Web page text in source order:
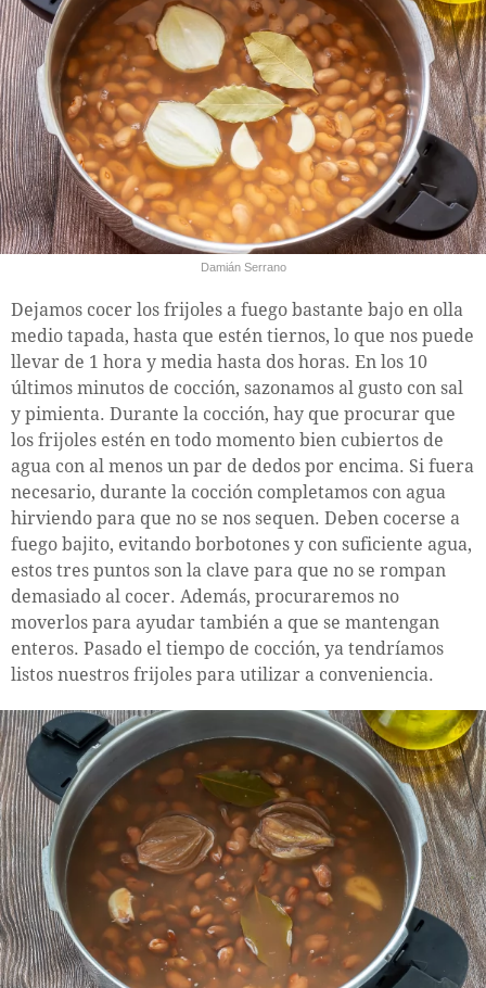
Damián Serrano
Dejamos cocer los frijoles a fuego bastante bajo en olla
medio tapada, hasta que estén tiernos, lo que nos puede
llevar de 1 hora y media hasta dos horas. En los 10
últimos minutos de cocción, sazonamos al gusto con sal
y pimienta. Durante la cocción, hay que procurar que
los frijoles estén en todo momento bien cubiertos de
agua con al menos un par de dedos por encima. Si fuera
necesario, durante la cocción completamos con agua
hirviendo para que no se nos sequen. Deben cocerse a
fuego bajito, evitando borbotones y con suficiente agua,
estos tres puntos son la clave para que no se rompan
demasiado al cocer. Además, procuraremos no
moverlos para ayudar también a que se mantengan
enteros. Pasado el tiempo de cocción, ya tendríamos
listos nuestros frijoles para utilizar a conveniencia.